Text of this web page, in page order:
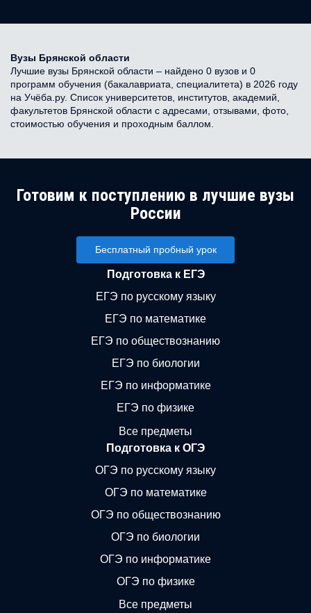
Вузы Брянской области
Лучшие вузы Брянской области – найдено 0 вузов и 0
программ обучения (бакалавриата, специалитета) в 2026 году
на Учёба.ру. Список университетов, институтов, академий,
факультетов Брянской области с адресами, отзывами, фото,
стоимостью обучения и проходным баллом.
Готовим к поступлению в лучшие вузы
России
Бесплатный пробный урок
Подготовка к ЕГЭ
ЕГЭ по русскому языку
ЕГЭ по математике
ЕГЭ по обществознанию
ЕГЭ по биологии
ЕГЭ по информатике
ЕГЭ по физике
Все предметы
Подготовка к ОГЭ
ОГЭ по русскому языку
ОГЭ по математике
ОГЭ по обществознанию
ОГЭ по биологии
ОГЭ по информатике
ОГЭ по физике
Все предметы